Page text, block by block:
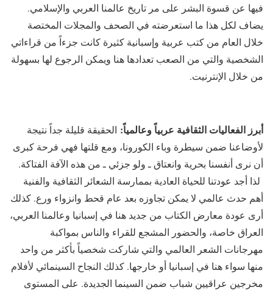
فيها عن قسوة البشر على مر تاريخ عالمنا العربي والإسلامي.
يضاف لكل هذا ما استعرضته في الصحف والمجلات المختصة
خلال العام من كتب عربية وإسبانية كثيرة كانت جزءاً من قراءاتي
الشخصية والتي من الصعب تعدادها هنا ويمكن الرجوع لها بسهولة
من خلال الإنترنيت.
أبرز الفعاليات الثقافية عربياً وعالمياً: الحقيقة قليلة جداً نتيجة
لأوضاعنا ضمن سيطرة وباء الكورونا، ومع قلتها فهي فرحة كبرى
أن نرى أنفسنا بحرية وانعتاق ـ ولو جزئي ـ من هذه الآفة الفتاكة.
لذا أجد عودتنا للحياة العادية بممارسة الشعائر الثقافية والفنية
أهم حدث عالمي لا يمكن تجاوزه بعد عام قحط وانزواء ورع. كذلك
أرى عودة معارض الكتاب من جديد هنا في إسبانيا وعالمنا العربي،
العراق خاصة، والحضور المشجع للقراء والناس بمواكبة
مهرجانات الشعر العالمي والتي شاركت شخصياً بأكثر من واحد
منها سواء هنا في إسبانيا أو خارجها. كذلك النجاح السينمائي لأفلام
مخرجين عراقيين شباب ضمن السينما الجديدة. على المستوى